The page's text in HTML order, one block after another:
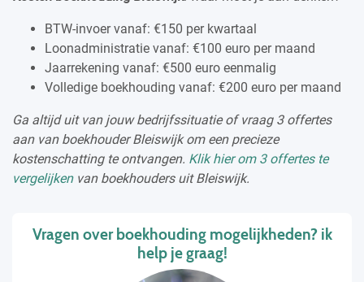
BTW-invoer vanaf: €150 per kwartaal
Loonadministratie vanaf: €100 euro per maand
Jaarrekening vanaf: €500 euro eenmalig
Volledige boekhouding vanaf: €200 euro per maand
Ga altijd uit van jouw bedrijfssituatie of vraag 3 offertes
aan van boekhouder Bleiswijk om een precieze
kostenschatting te ontvangen. Klik hier om 3 offertes te
vergelijkenvan boekhouders uit Bleiswijk.
Vragen over boekhouding mogelijkheden? ik
help je graag!